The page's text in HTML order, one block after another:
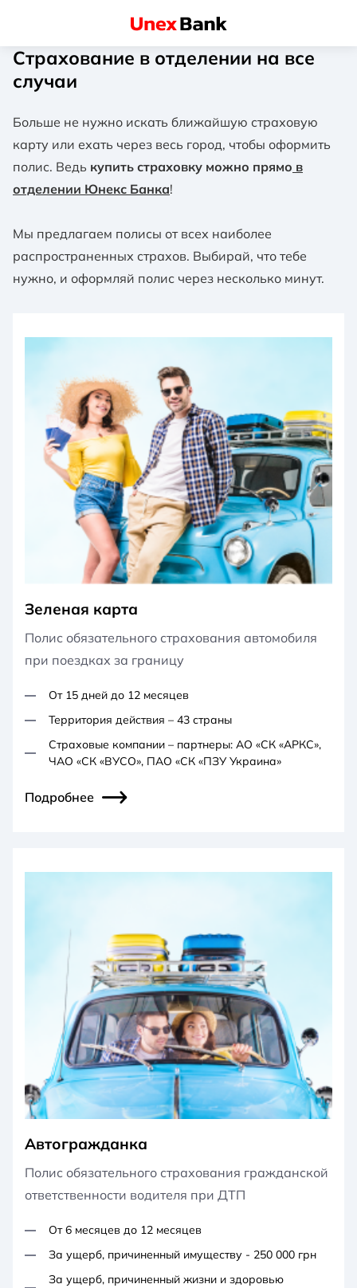
Страхование в отделении на все
случаи
Больше не нужно искать ближайшую страховую
карту или ехать через весь город, чтобы оформить
полис. Ведь купить страховку можно прямо в
отделении Юнекс Банка!
Мы предлагаем полисы от всех наиболее
распространенных страхов. Выбирай, что тебе
нужно, и оформляй полис через несколько минут.
Зеленая карта
Полис обязательного страхования автомобиля
при поездках за границу
От 15 дней до 12 месяцев
Территория действия – 43 страны
Страховые компании – партнеры: АО «СК «АРКС»,
ЧАО «СК «ВУСО», ПАО «СК «ПЗУ Украина»
Подробнее
Автогражданка
Полис обязательного страхования гражданской
ответственности водителя при ДТП
От 6 месяцев до 12 месяцев
За ущерб, причиненный имуществу - 250 000 грн
За ущерб, причиненный жизни и здоровью